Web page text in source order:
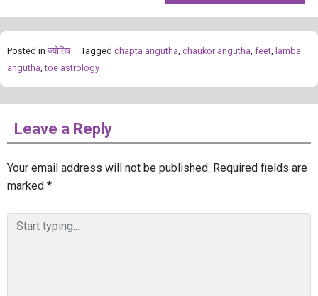
Posted in ज्योतिष Tagged chapta angutha, chaukor angutha, feet, lamba
angutha,toe astrology
Leave a Reply
Your email address will not be published. Required fields are
marked *